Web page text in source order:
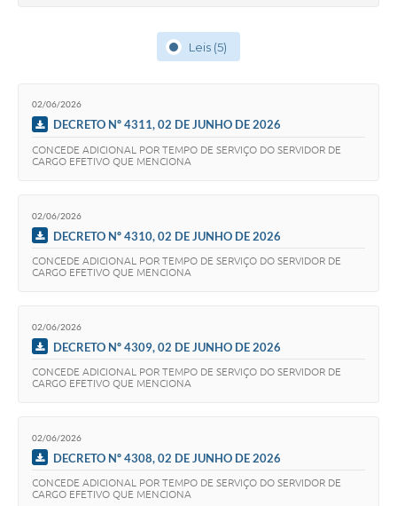
Leis (5)
02/06/2026
DECRETO Nº 4311, 02 DE JUNHO DE 2026
CONCEDE ADICIONAL POR TEMPO DE SERVIÇO DO SERVIDOR DE
CARGO EFETIVO QUE MENCIONA
02/06/2026
DECRETO Nº 4310, 02 DE JUNHO DE 2026
CONCEDE ADICIONAL POR TEMPO DE SERVIÇO DO SERVIDOR DE
CARGO EFETIVO QUE MENCIONA
02/06/2026
DECRETO Nº 4309, 02 DE JUNHO DE 2026
CONCEDE ADICIONAL POR TEMPO DE SERVIÇO DO SERVIDOR DE
CARGO EFETIVO QUE MENCIONA
02/06/2026
DECRETO Nº 4308, 02 DE JUNHO DE 2026
CONCEDE ADICIONAL POR TEMPO DE SERVIÇO DO SERVIDOR DE
CARGO EFETIVO QUE MENCIONA